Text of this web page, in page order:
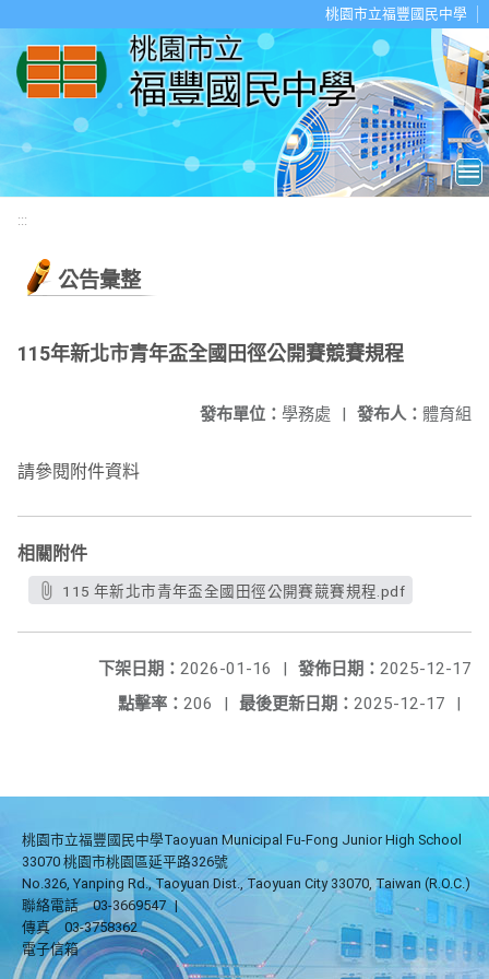
桃園市立福豐國民中學
:::
公告彙整
115年新北市青年盃全國田徑公開賽競賽規程
發布人： 體育組
發布單位： 學務處 |
請參閱附件資料
相關附件
115 年新北市青年盃全國田徑公開賽競賽規程.pdf
發佈日期： 2025-12-17
下架日期： 2026-01-16
|
最後更新日期： 2025-12-17 |
點擊率： 206 |
桃園市立福豐國民中學Taoyuan Municipal Fu-Fong Junior High School
33070 桃園市桃園區延平路326號
No.326, Yanping Rd., Taoyuan Dist., Taoyuan City 33070, Taiwan (R.O.C.)
聯絡電話
03-3669547 |
傳真
03-3758362
電子信箱